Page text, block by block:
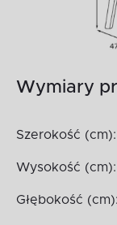
Wymiary
Szerokość (cm):
Wysokość (cm):
Głębokość (cm):